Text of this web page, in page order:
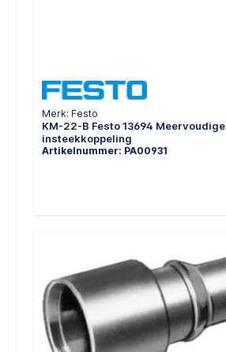
Merk: Festo
KM-22-B Festo 13694 Meervoudige
insteekkoppeling
Artikelnummer: PA00931